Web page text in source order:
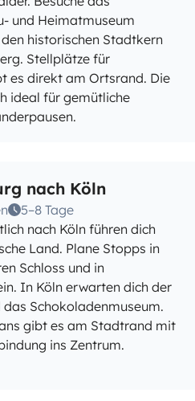
und Heimatmuseum
historischen Stadtkern
Stellplätze für
es direkt am Ortsrand. Die
ideal für gemütliche
nach Köln
5–8 Tage
nach Köln führen dich
Land. Plane Stopps in
Schloss und in
In Köln erwarten dich der
das Schokoladenmuseum.
gibt es am Stadtrand mit
ins Zentrum.